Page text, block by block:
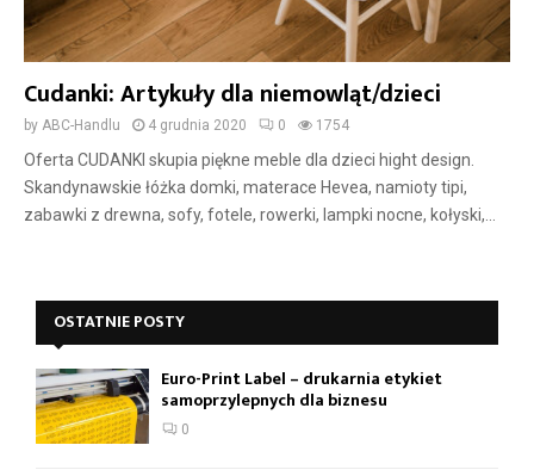
Cudanki: Artykuły dla niemowląt/dzieci
by ABC-Handlu 4 grudnia 2020 0 1754
Oferta CUDANKI skupia piękne meble dla dzieci hight design.
Skandynawskie łóżka domki, materace Hevea, namioty tipi,
zabawki z drewna, sofy, fotele, rowerki, lampki nocne, kołyski,...
OSTATNIE POSTY
Euro-Print Label – drukarnia etykiet
samoprzylepnych dla biznesu
0